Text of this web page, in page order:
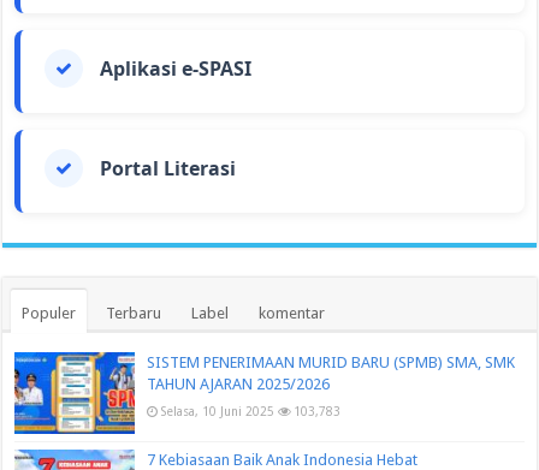
Aplikasi e-SPASI
Portal Literasi
Populer Terbaru Label komentar
SISTEM PENERIMAAN MURID BARU (SPMB) SMA, SMK
TAHUN AJARAN 2025/2026
Selasa, 10 Juni 2025 103,783
7 Kebiasaan Baik Anak Indonesia Hebat